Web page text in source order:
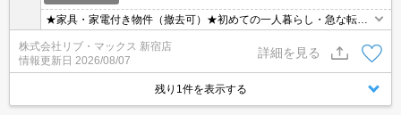
★家具・家電付き物件（撤去可）★初めての一人暮らし・急な転勤
などにオススメ★当社グループ管理のため諸条件相談可能となって
おり、モバイルWiFiも無料でレンタル・初期費用クレジット支払可
能です♪土日祝日は混み合いますのでお早めにご予約ください。オン
ライン内覧・契約可能な為一度も来店せずとも問題ありません♪
株式会社リブ・マックス 新宿店
情報更新日 2026/08/07
詳細を見る
残り1件を表示する